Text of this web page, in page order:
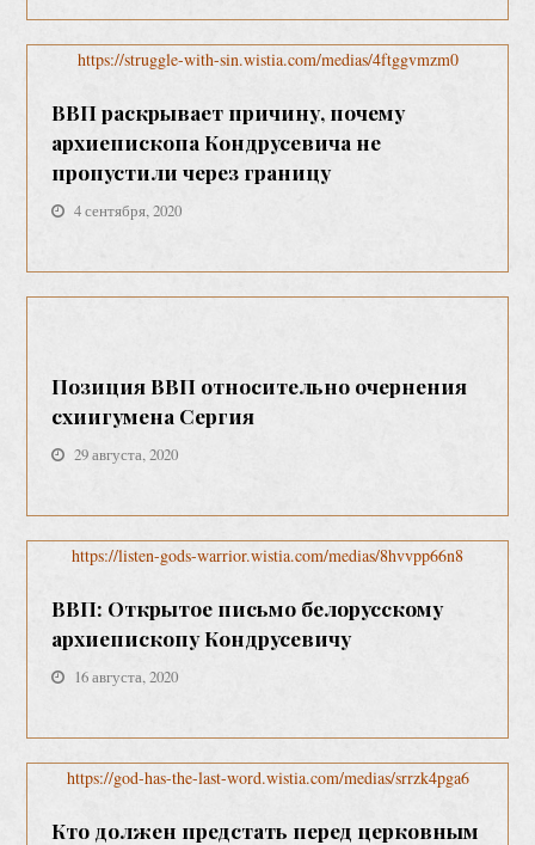
https://struggle-with-sin.wistia.com/medias/4ftggvmzm0
BВП раскрывает причину, почему
архиепископа Кондрусевича не
пропустили через границу
4 сентября, 2020
Позиция ВВП относительно очернения
схиигумена Сергия
29 августа, 2020
https://listen-gods-warrior.wistia.com/medias/8hvvpp66n8
ВВП: Открытое письмо белорусскому
архиепископу Кондрусевичу
16 августа, 2020
https://god-has-the-last-word.wistia.com/medias/srrzk4pga6
Кто должен предстать перед церковным